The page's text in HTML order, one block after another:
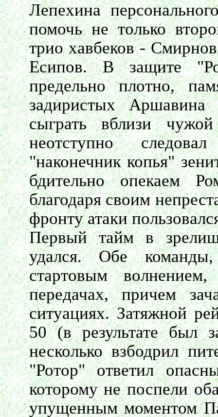
Лепехина
помочь не только
трио хавбеков -
Есипов. В защите
предельно плотно,
задиристых Аршавина
сыграть вблизи
неотступно
"наконечник копья"
бдительно опекаем
благодаря своим
фронту атаки
Первый тайм в
удался. Обе
стартовым
передачах, причем
ситуациях. Затяжной
50 (в результате был
несколько взбодрил
"Ротор" ответил
которому не поспели
упущенным моментом